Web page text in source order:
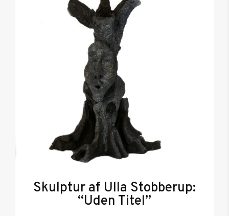
Skulptur af Ulla Stobberup:
“Uden Titel”